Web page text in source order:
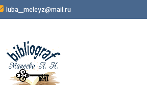
luba_meleyz@mail.ru